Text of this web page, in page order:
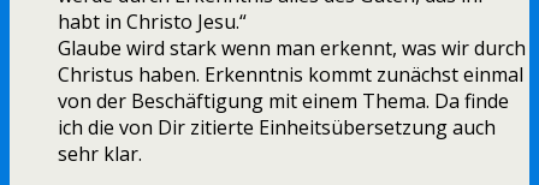
habt in Christo Jesu.“
Glaube wird stark wenn man erkennt, was wir durch
Christus haben. Erkenntnis kommt zunächst einmal
von der Beschäftigung mit einem Thema. Da finde
ich die von Dir zitierte Einheitsübersetzung auch
sehr klar.